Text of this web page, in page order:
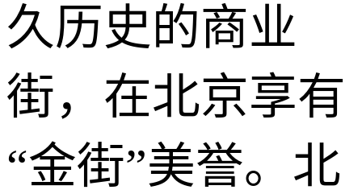
久历史的商业
街，在北京享有
“金街”美誉。北